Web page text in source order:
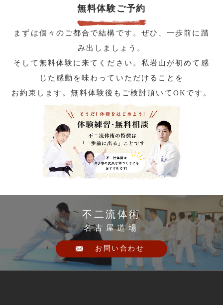
無料体験ご予約
まずは個々のご都合で結構です。ぜひ、一歩前に踏
み出しましょう。
そして無料体験に来てください。私岩山が初めて感
じた感動を味わっていただけることを
お約束します。無料体験後もご検討頂いてOKです。
不二流体術
名古屋道場
お問い合わせ